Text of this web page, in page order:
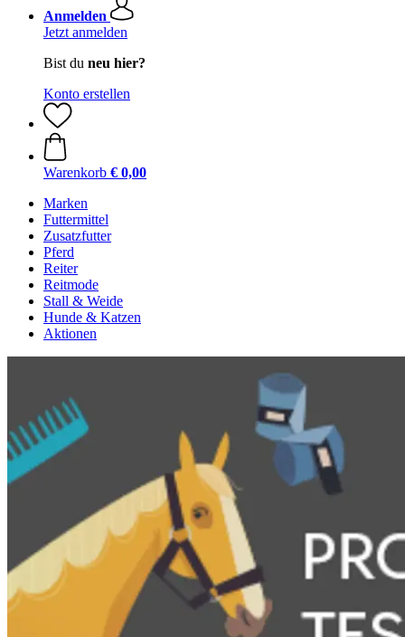
Anmelden
Jetzt anmelden
Bist du neu hier?
Konto erstellen
Warenkorb € 0,00
Marken
Futtermittel
Zusatzfutter
Pferd
Reiter
Reitmode
Stall & Weide
Hunde & Katzen
Aktionen